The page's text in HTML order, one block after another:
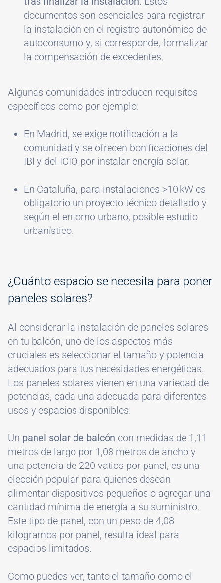
documentos son esenciales para registrar
la instalación en el registro autonómico de
autoconsumo y, si corresponde, formalizar
la compensación de excedentes.
Algunas comunidades introducen requisitos
específicos como por ejemplo:
En Madrid, se exige notificación a la
comunidad y se ofrecen bonificaciones del
IBI y del ICIO por instalar energía solar.
En Cataluña, para instalaciones >10 kW es
obligatorio un proyecto técnico detallado y
según el entorno urbano, posible estudio
urbanístico.
¿Cuánto espacio se necesita para poner
paneles solares?
Al considerar la instalación de paneles solares
en tu balcón, uno de los aspectos más
cruciales es seleccionar el tamaño y potencia
adecuados para tus necesidades energéticas.
Los paneles solares vienen en una variedad de
potencias, cada una adecuada para diferentes
usos y espacios disponibles.
Un panel solar de balcón con medidas de 1,11
metros de largo por 1,08 metros de ancho y
una potencia de 220 vatios por panel, es una
elección popular para quienes desean
alimentar dispositivos pequeños o agregar una
cantidad mínima de energía a su suministro.
Este tipo de panel, con un peso de 4,08
kilogramos por panel, resulta ideal para
espacios limitados.
Como puedes ver, tanto el tamaño como el